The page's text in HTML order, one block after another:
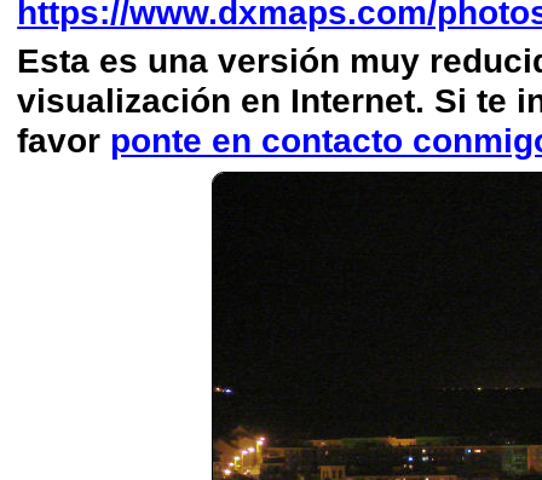
https://www.dxmaps.com/
Esta es una versión muy
visualización en Internet. Si te
favor ponte en contacto